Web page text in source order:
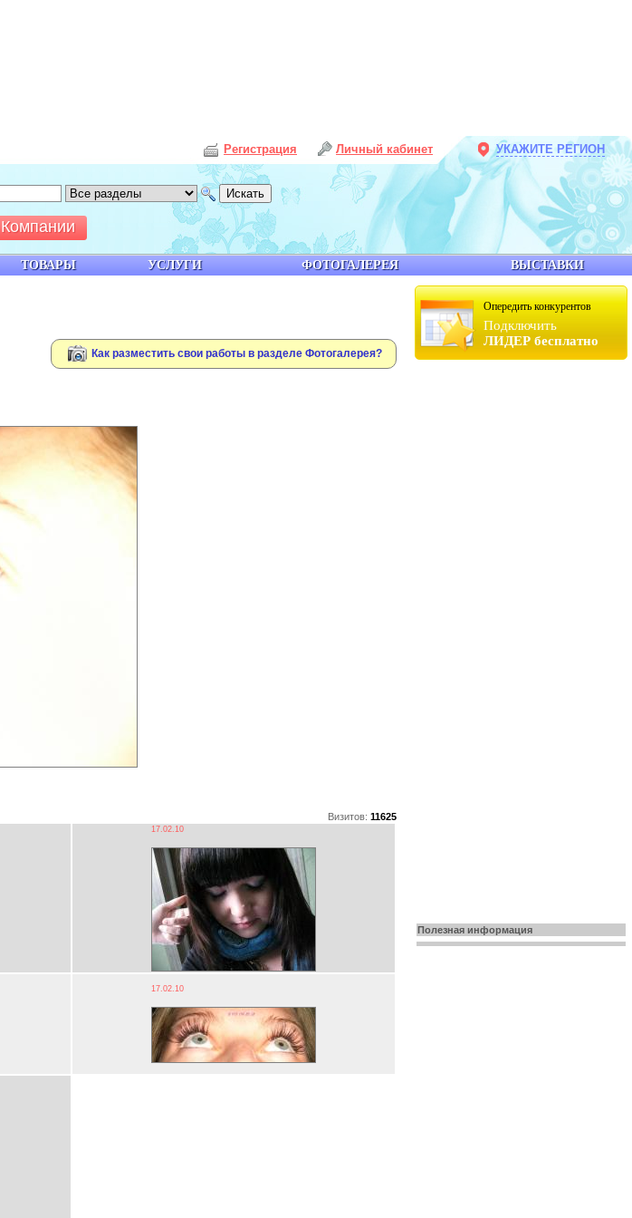
Опередить конкурентов
Подключить
ЛИДЕР бесплатно
Полезная информация
Как разместить свои работы в разделе Фотогалерея?
Визитов: 11625
17.02.10
17.02.10
ТОВАРЫ УСЛУГИ ФОТОГАЛЕРЕЯ ВЫСТАВКИ
Компании
Личный кабинет
Регистрация УКАЖИТЕ РЕГИОН